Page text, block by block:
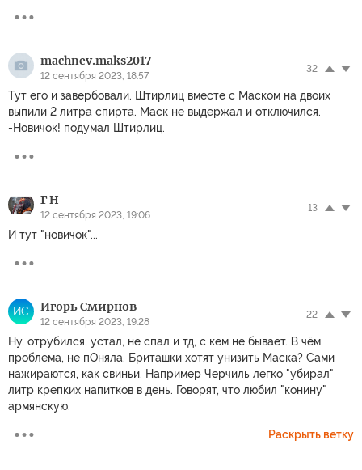
machnev.maks2017
12 сентября 2023, 18:57
32
Тут его и завербовали. Штирлиц вместе с Маском на двоих
выпили 2 литра спирта. Маск не выдержал и отключился.
-Новичок! подумал Штирлиц.
Г Н
12 сентября 2023, 19:06
13
И тут "новичок"...
ИС Игорь Смирнов
12 сентября 2023, 19:28
22
Ну, отрубился, устал, не спал и тд, с кем не бывает. В чём
проблема, не пОняла. Бриташки хотят унизить Маска? Сами
нажираются, как свиньи. Например Черчиль легко "убирал"
литр крепких напитков в день. Говорят, что любил "конину"
армянскую.
Раскрыть ветку